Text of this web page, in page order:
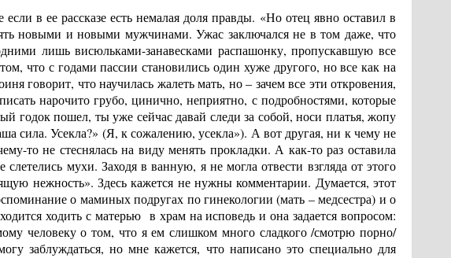
в ее рассказе есть немалая доля правды. «Но отец явно оставил в
новыми и новыми мужчинами. Ужас заключался не в том даже, что
лишь висюльками-занавесками распашонку, пропускавшую все
что с годами пассии становились один хуже другого, но все как на
говорит, что научилась жалеть мать, но – зачем все эти откровения,
нарочито грубо, цинично, неприятно, с подробностями, которые
годок пошел, ты уже сейчас давай следи за собой, носи платья, жопу
сила. Усекла?» (Я, к сожалению, усекла»). А вот другая, ни к чему не
то не стеснялась на виду менять прокладки. А как-то раз оставила
мухи. Заходя в ванную, я не могла отвести взгляда от этого
нежность». Здесь кажется не нужны комментарии. Думается, этот
о маминых подругах по гинекологии (мать – медсестра) и о
ходить с матерью в храм на исповедь и она задается вопросом:
человеку о том, что я ем слишком много сладкого /смотрю порно/
заблуждаться, но мне кажется, что написано это специально для